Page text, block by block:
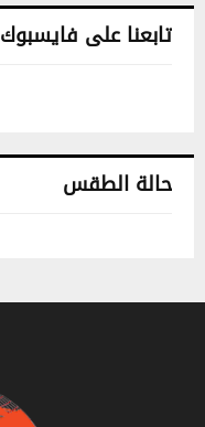
تابعنا على فايسبوك
حالة الطقس